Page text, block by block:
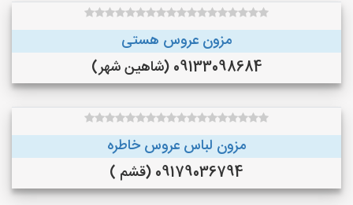
مزون عروس هستی
09133098684 (شاهین شهر)
مزون لباس عروس خاطره
09179036794 (قشم )